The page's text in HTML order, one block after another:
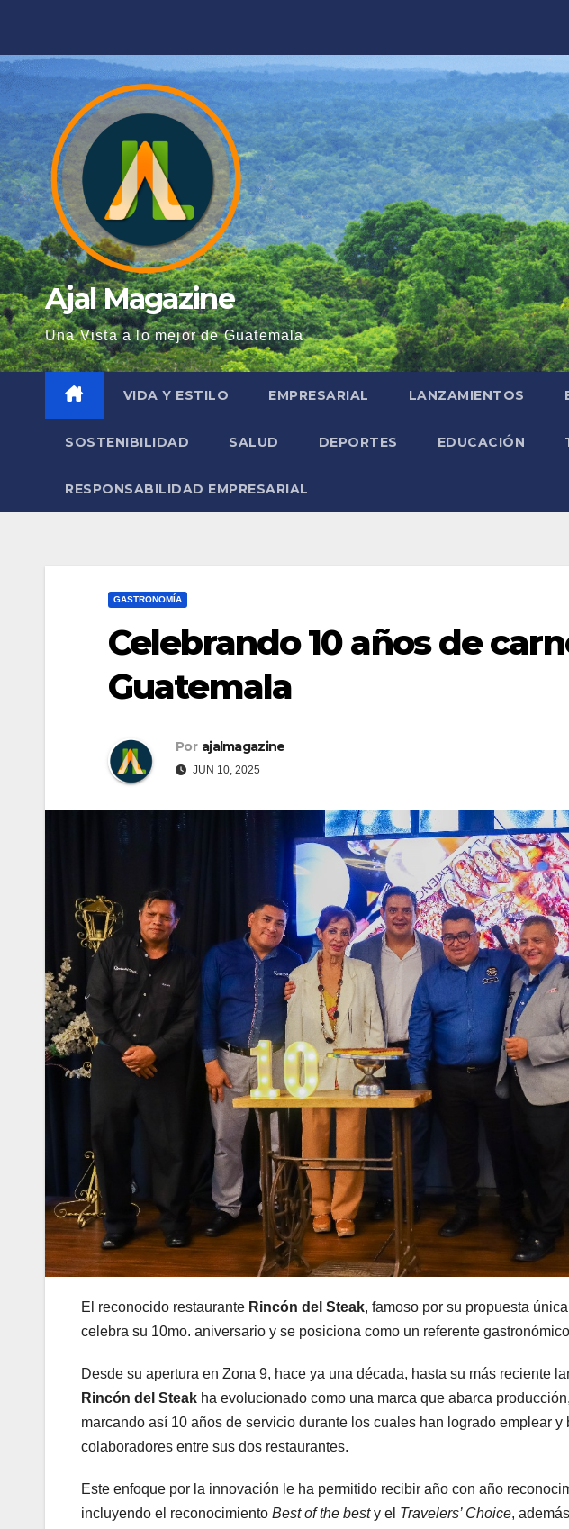
contenido
Ajal Magazine
Una Vista a lo mejor de Guatemala
VIDA Y ESTILO EMPRESARIAL LANZAMIENTOS
SOSTENIBILIDAD SALUD DEPORTES EDUCACIÓN
RESPONSABILIDAD EMPRESARIAL
GASTRONOMÍA
Celebrando 10 años de
Guatemala
Por ajalmagazine
JUN 10, 2025
El reconocido restaurante Rincón del Steak, famoso por su propuesta
celebra su 10mo. aniversario y se posiciona como un referente
Desde su apertura en Zona 9, hace ya una década, hasta su más reciente
Rincón del Steak ha evolucionado como una marca que abarca
marcando así 10 años de servicio durante los cuales han logrado emplear
colaboradores entre sus dos restaurantes.
Este enfoque por la innovación le ha permitido recibir año con año
incluyendo el reconocimiento Best of the besty el Travelers’ Choice,